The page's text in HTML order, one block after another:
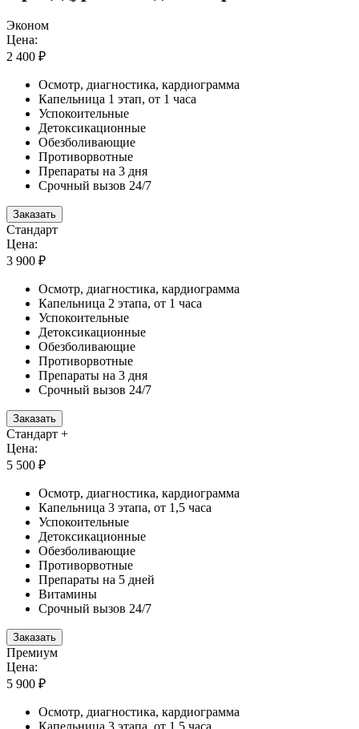
Эконом
Цена:
2 400 ₽
Осмотр, диагностика, кардиограмма
Капельница 1 этап, от 1 часа
Успокоительные
Детоксикационные
Обезболивающие
Противорвотные
Препараты на 3 дня
Срочный вызов 24/7
Заказать
Стандарт
Цена:
3 900 ₽
Осмотр, диагностика, кардиограмма
Капельница 2 этапа, от 1 часа
Успокоительные
Детоксикационные
Обезболивающие
Противорвотные
Препараты на 3 дня
Срочный вызов 24/7
Заказать
Стандарт +
Цена:
5 500 ₽
Осмотр, диагностика, кардиограмма
Капельница 3 этапа, от 1,5 часа
Успокоительные
Детоксикационные
Обезболивающие
Противорвотные
Препараты на 5 дней
Витамины
Срочный вызов 24/7
Заказать
Премиум
Цена:
5 900 ₽
Осмотр, диагностика, кардиограмма
Капельница 3 этапа, от 1,5 часа